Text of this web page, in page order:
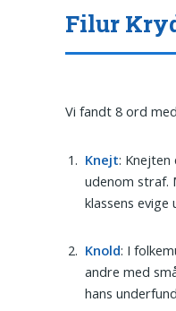
Filur
Vi fandt 8 ord
Knejt:
udenom straf.
klassens
Knold: I
andre med
hans